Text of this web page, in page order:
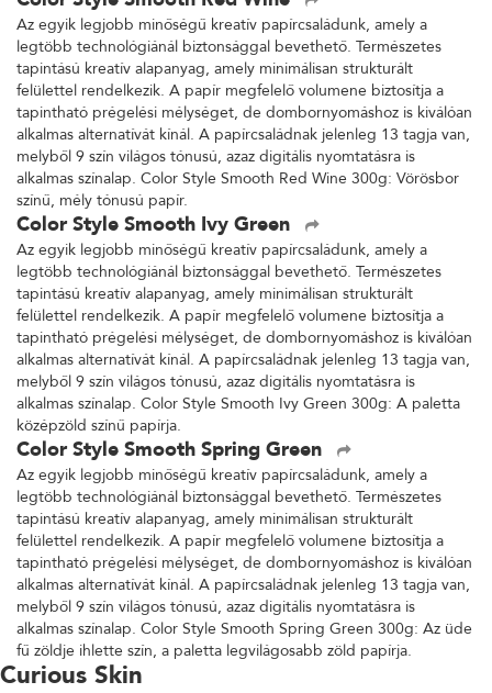
Az egyik legjobb minőségű kreatív papírcsaládunk, amely a
legtöbb technológiánál biztonsággal bevethető. Természetes
tapintású kreatív alapanyag, amely minimálisan strukturált
felülettel rendelkezik. A papír megfelelő volumene biztosítja a
tapintható prégelési mélységet, de dombornyomáshoz is kiválóan
alkalmas alternatívát kínál. A papírcsaládnak jelenleg 13 tagja van,
melyből 9 szín világos tónusú, azaz digitális nyomtatásra is
alkalmas színalap. Color Style Smooth Red Wine 300g: Vörösbor
színű, mély tónusú papír.
Color Style Smooth Ivy Green
Az egyik legjobb minőségű kreatív papírcsaládunk, amely a
legtöbb technológiánál biztonsággal bevethető. Természetes
tapintású kreatív alapanyag, amely minimálisan strukturált
felülettel rendelkezik. A papír megfelelő volumene biztosítja a
tapintható prégelési mélységet, de dombornyomáshoz is kiválóan
alkalmas alternatívát kínál. A papírcsaládnak jelenleg 13 tagja van,
melyből 9 szín világos tónusú, azaz digitális nyomtatásra is
alkalmas színalap. Color Style Smooth Ivy Green 300g: A paletta
középzöld színű papírja.
Color Style Smooth Spring Green
Az egyik legjobb minőségű kreatív papírcsaládunk, amely a
legtöbb technológiánál biztonsággal bevethető. Természetes
tapintású kreatív alapanyag, amely minimálisan strukturált
felülettel rendelkezik. A papír megfelelő volumene biztosítja a
tapintható prégelési mélységet, de dombornyomáshoz is kiválóan
alkalmas alternatívát kínál. A papírcsaládnak jelenleg 13 tagja van,
melyből 9 szín világos tónusú, azaz digitális nyomtatásra is
alkalmas színalap. Color Style Smooth Spring Green 300g: Az üde
fű zöldje ihlette szín, a paletta legvilágosabb zöld papírja.
Curious Skin